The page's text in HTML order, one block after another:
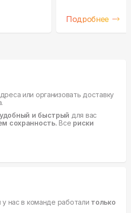
Подробнее
или организовать доставку
удобный и быстрый для вас
сохранность. Все риски
нас в команде работали только